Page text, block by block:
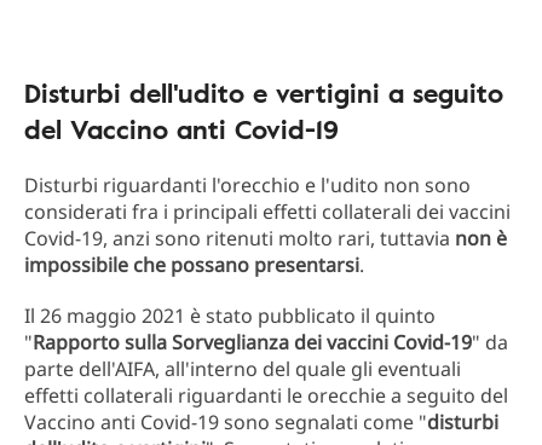
Disturbi dell'udito e vertigini a seguito
del Vaccino anti Covid-19
Disturbi riguardanti l'orecchio e l'udito non sono
considerati fra i principali effetti collaterali dei vaccini
Covid-19, anzi sono ritenuti molto rari, tuttavia non è
impossibile che possano presentarsi.
Il 26 maggio 2021 è stato pubblicato il quinto
"Rapporto sulla Sorveglianza dei vaccini Covid-19" da
parte dell'AIFA, all'interno del quale gli eventuali
effetti collaterali riguardanti le orecchie a seguito del
Vaccino anti Covid-19 sono segnalati come "disturbi